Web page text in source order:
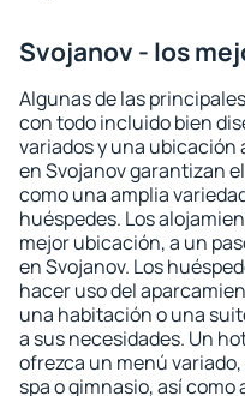
Svojanov - los
Algunas de las
con todo incluido bien
variados y una ubicación
en Svojanov garantizan
como una amplia
huéspedes. Los
mejor ubicación, a un
en Svojanov. Los
hacer uso del
una habitación o una
a sus necesidades. Un
ofrezca un menú
spa o gimnasio, así